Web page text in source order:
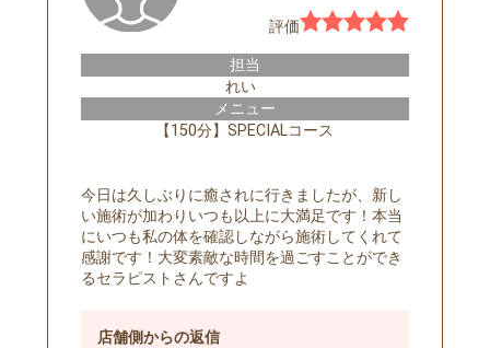
評価
担当
れい
メニュー
【150分】SPECIALコース
今日は久しぶりに癒されに行きましたが、新し
い施術が加わりいつも以上に大満足です！本当
にいつも私の体を確認しながら施術してくれて
感謝です！大変素敵な時間を過ごすことができ
るセラピストさんですよ
店舗側からの返信